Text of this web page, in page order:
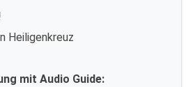
Heiligenkreuz
mit Audio Guide: